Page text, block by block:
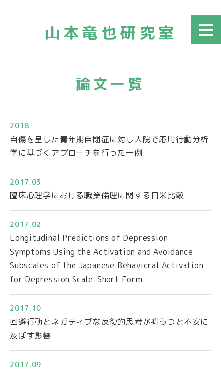
山本竜也研究室
論文一覧
2018
自傷を呈した青年期自閉症に対し入院で応用行動分析
学に基づくアプローチを行った一例
2017.03
臨床心理学における職業倫理に関する日米比較
2017.02
Longitudinal Predictions of Depression
Symptoms Using the Activation and Avoidance
Subscales of the Japanese Behavioral Activation
for Depression Scale-Short Form
2017.10
回避行動とネガティブな反復的思考が抑うつと不安に
及ぼす影響
2017.09